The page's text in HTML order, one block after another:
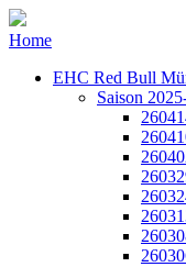
Home
EHC Red Bull
Saison